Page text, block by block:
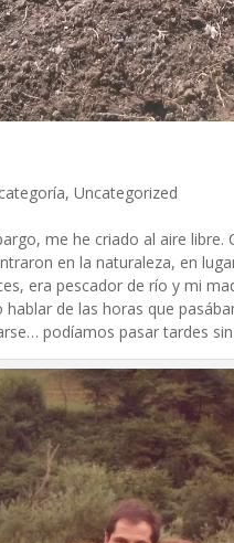
, Uncategorized
me he criado al aire
en la naturaleza, en
era pescador de río y mi
hablar de las horas que
podíamos pasar tardes